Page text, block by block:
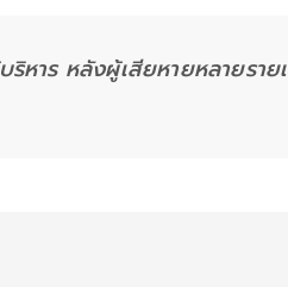
าร หลังผู้เสียหายหลายราย